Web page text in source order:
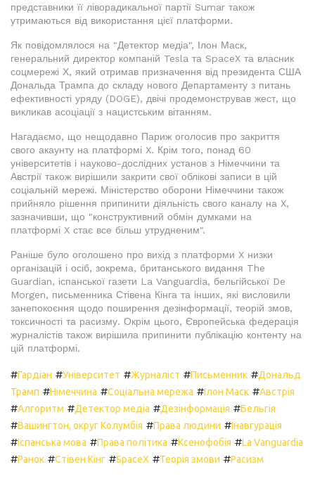
представники її ліворадикальної партії Sumar також
утримаються від використання цієї платформи.
Як повідомлялося на "Детектор медіа", Ілон Маск,
генеральний директор компаній Tesla та SpaceX та власник
соцмережі Х, який отримав призначення від президента США
Дональда Трампа до складу нового Департаменту з питань
ефективності уряду (DOGE), двічі продемонстрував жест, що
викликав асоціації з нацистським вітанням.
Нагадаємо, що нещодавно Париж оголосив про закриття
свого акаунту на платформі X. Крім того, понад 60
університетів і науково-дослідних установ з Німеччини та
Австрії також вирішили закрити свої облікові записи в цій
соціальній мережі. Міністерство оборони Німеччини також
прийняло рішення припинити діяльність свого каналу на X,
зазначивши, що "конструктивний обмін думками на
платформі X стає все більш утрудненим".
Раніше було оголошено про вихід з платформи X низки
організацій і осіб, зокрема, британського видання The
Guardian, іспанської газети La Vanguardia, бельгійської De
Morgen, письменника Стівена Кінга та інших, які висловили
занепокоєння щодо поширення дезінформації, теорій змов,
токсичності та расизму. Окрім цього, Європейська федерація
журналістів також вирішила припинити публікацію контенту на
цій платформі.
#Гардіан #Університет #Журналіст #Письменник #Дональд
Трамп #Німеччина #Соціальна мережа #Ілон Маск #Австрія
#Алгоритм #Детектор медіа #Дезінформація #Бельгія
#Вашингтон, округ Колумбія #Права людини #Інавгурація
#Іспанська мова #Права політика #Ксенофобія #La Vanguardia
#Ранок #Стівен Кінг #SpaceX #Теорія змови #Расизм